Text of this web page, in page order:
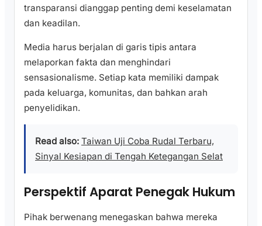
transparansi dianggap penting demi keselamatan
dan keadilan.
Media harus berjalan di garis tipis antara
melaporkan fakta dan menghindari
sensasionalisme. Setiap kata memiliki dampak
pada keluarga, komunitas, dan bahkan arah
penyelidikan.
Read also: Taiwan Uji Coba Rudal Terbaru,
Sinyal Kesiapan di Tengah Ketegangan Selat
Perspektif Aparat Penegak Hukum
Pihak berwenang menegaskan bahwa mereka